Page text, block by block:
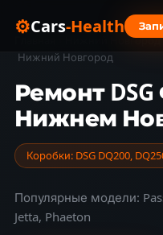
⚙Cars-Health
Нижний Новгород
Нижний Новгород
Ремонт
Нижнем
Коробки: DSG DQ200,
Популярные модели:
Jetta, Phaeton